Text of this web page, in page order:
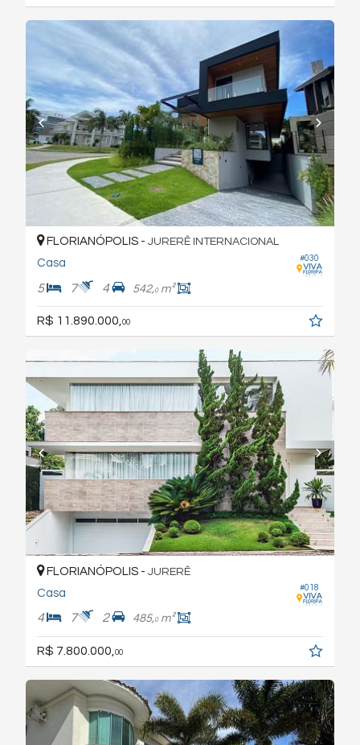
#030
FLORIANÓPOLIS - JURERÊ INTERNACIONAL
Casa
5 7 4 542,0m²
R$ 11.890.000,00
#018
FLORIANÓPOLIS - JURERÊ
Casa
4 7 2 485,0m²
R$ 7.800.000, 00